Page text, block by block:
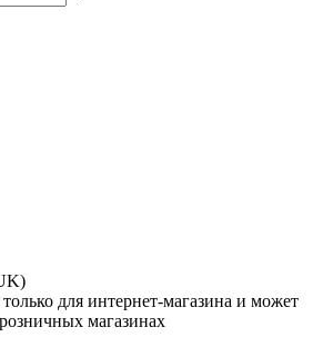
для интернет-магазина и может
магазинах